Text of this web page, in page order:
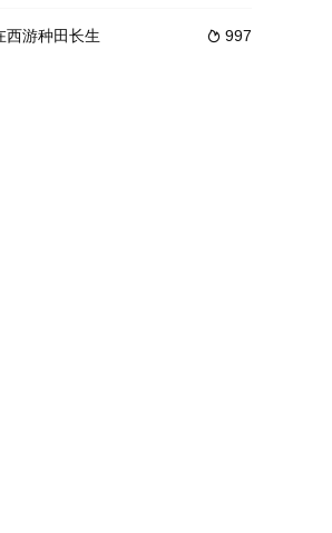
象！ 这什么缘分啊，刚吃干抹净转头就跟他领证
 997
西游种田长生